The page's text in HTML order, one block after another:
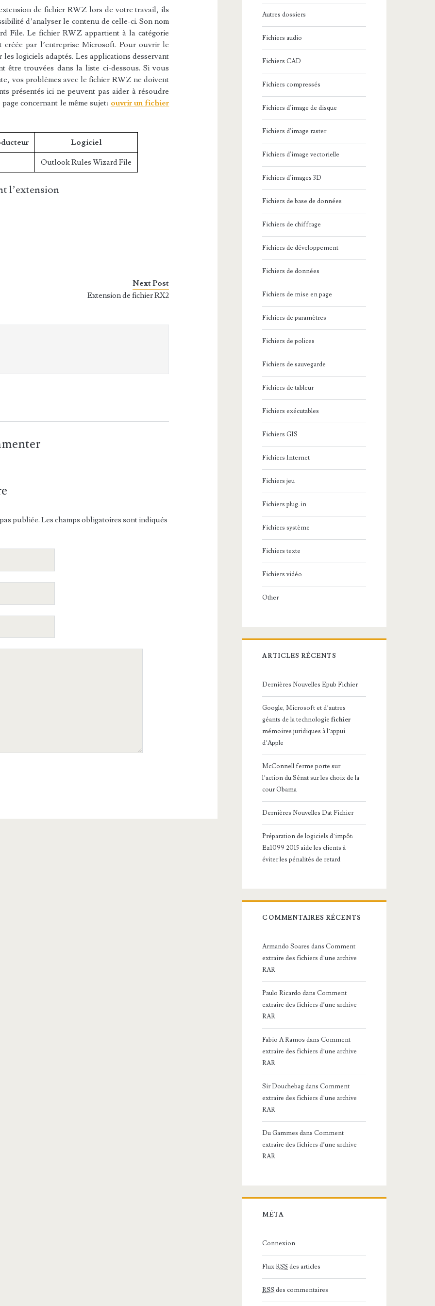
de fichier RWZ lors de votre travail, ils
d’analyser le contenu de celle-ci. Son nom
File. Le fichier RWZ appartient à la catégorie
par l’entreprise Microsoft. Pour ouvrir le
logiciels adaptés. Les applications desservant
être trouvées dans la liste ci-dessous. Si vous
vos problèmes avec le fichier RWZ ne doivent
présentés ici ne peuvent pas aider à résoudre
concernant le même sujet: ouvrir un fichier
Logiciel
Outlook Rules Wizard File
l’extension
Next Post
Extension de fichier RX2
publiée. Les champs obligatoires sont indiqués
Autres dossiers
Fichiers audio
Fichiers CAD
Fichiers compressés
Fichiers d'image de disque
Fichiers d'image raster
Fichiers d'image vectorielle
Fichiers d'images 3D
Fichiers de base de données
Fichiers de chiffrage
Fichiers de développement
Fichiers de données
Fichiers de mise en page
Fichiers de paramètres
Fichiers de polices
Fichiers de sauvegarde
Fichiers de tableur
Fichiers exécutables
Fichiers GIS
Fichiers Internet
Fichiers jeu
Fichiers plug-in
Fichiers système
Fichiers texte
Fichiers vidéo
Other
ARTICLES RÉCENTS
Dernières Nouvelles Epub Fichier
Google, Microsoft et d’autres
géants de la technologiefichier
mémoires juridiques à l’appui
d’Apple
McConnell ferme porte sur
l’action du Sénat sur les choix de la
cour Obama
Dernières Nouvelles Dat Fichier
Préparation de logiciels d’impôt:
Ez1099 2015 aide les clients à
éviter les pénalités de retard
COMMENTAIRES RÉCENTS
Armando Soares dansComment
extraire des fichiers d’une archive
RAR
Paulo Ricardo dansComment
extraire des fichiers d’une archive
RAR
Fabio A Ramos dansComment
extraire des fichiers d’une archive
RAR
Sir DouchebagdansComment
extraire des fichiers d’une archive
RAR
Du Gammes dansComment
extraire des fichiers d’une archive
RAR
MÉTA
Connexion
FluxRSS des articles
RSS des commentaires